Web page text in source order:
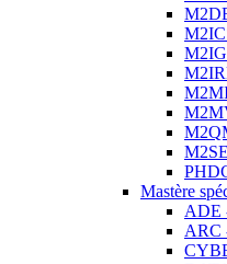
Mastère
ADE
ARC